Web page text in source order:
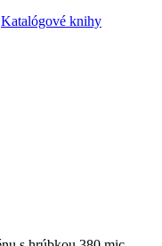
Katalógové knihy